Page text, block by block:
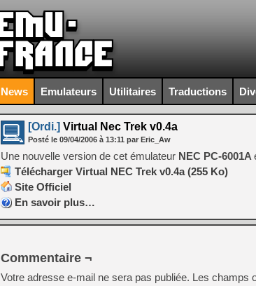
News Emulateurs Utilitaires Traductions
[Ordi.] Virtual Nec Trek v0.4a
Posté le 09/04/2006 à 13:11 par Eric_Aw
Une nouvelle version de cet émulateur NEC PC-6001A
Télécharger Virtual NEC Trek v0.4a (255 Ko)
Site Officiel
En savoir plus…
Commentaire ¬
Votre adresse e-mail ne sera pas publiée. Les champs